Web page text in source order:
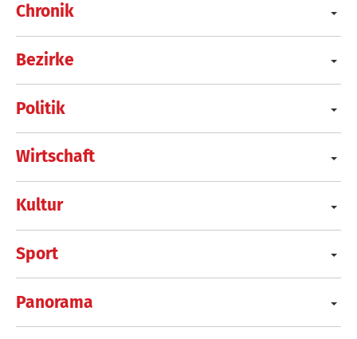
Chronik
Bezirke
Politik
Wirtschaft
Kultur
Sport
Panorama